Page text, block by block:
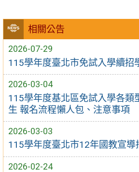
相關公告
2026-07-29
115學年度臺北市免試入學續招
2026-03-04
115學年度基北區免試入學各類
生 報名流程懶人包、注意事項
2026-03-03
115學年度臺北市12年國教宣導
2026-02-24